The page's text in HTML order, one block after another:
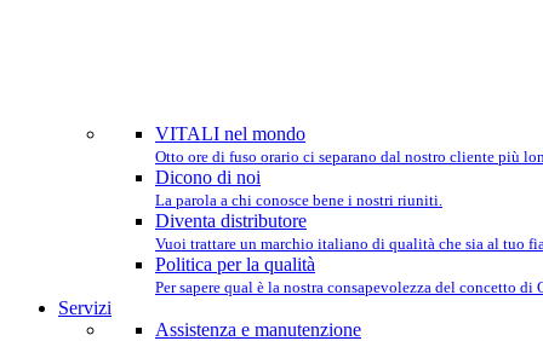
VITALI nel mondo
Otto ore di fuso orario ci separano dal nostro cliente più
Dicono di noi
La parola a chi conosce bene i nostri riuniti.
Diventa distributore
Vuoi trattare un marchio italiano di qualità che sia al tuo
Politica per la qualità
Per sapere qual è la nostra consapevolezza del concetto
Servizi
Assistenza e manutenzione